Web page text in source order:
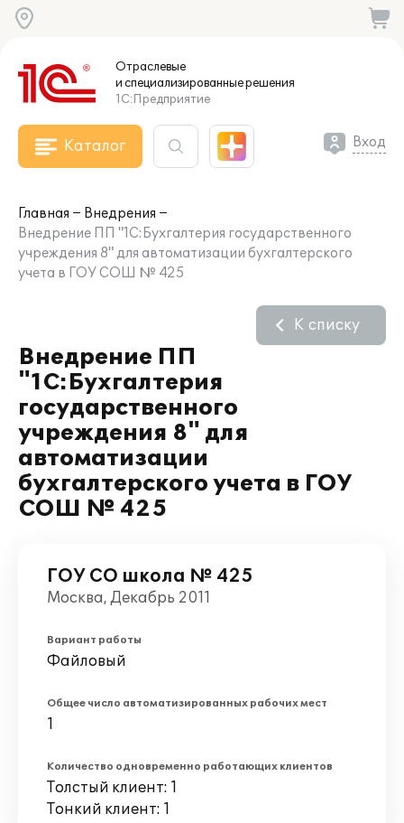
Отраслевые
и специализированныерешения
1С:Предприятие
Каталог Вход
Главная
Внедрения
Внедрение ПП "1С:Бухгалтерия государственного
учреждения 8" для автоматизации бухгалтерского
учета в ГОУ СОШ № 425
Внедрение ПП
"1С:Бухгалтерия
государственного
учреждения 8" для
автоматизации
бухгалтерского учета в ГОУ
СОШ № 425
К списку
ГОУ СО школа № 425
Москва, Декабрь 2011
Вариант работы
Файловый
Общее число автоматизированных рабочих мест
1
Количество одновременно работающих клиентов
Толстый клиент: 1
Тонкий клиент: 1